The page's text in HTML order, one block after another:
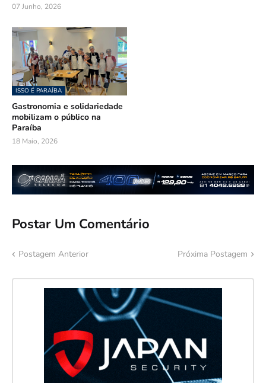
07 Junho, 2026
ISSO É PARAÍBA
Gastronomia e solidariedade
mobilizam o público na
Paraíba
18 Maio, 2026
Postar Um Comentário
Postagem Anterior Próxima Postagem